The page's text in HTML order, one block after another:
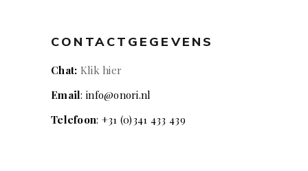
CONTACTGEGEVENS
Chat: Klik hier
Email: info@onori.nl
Telefoon: +31 (0)341 433 439